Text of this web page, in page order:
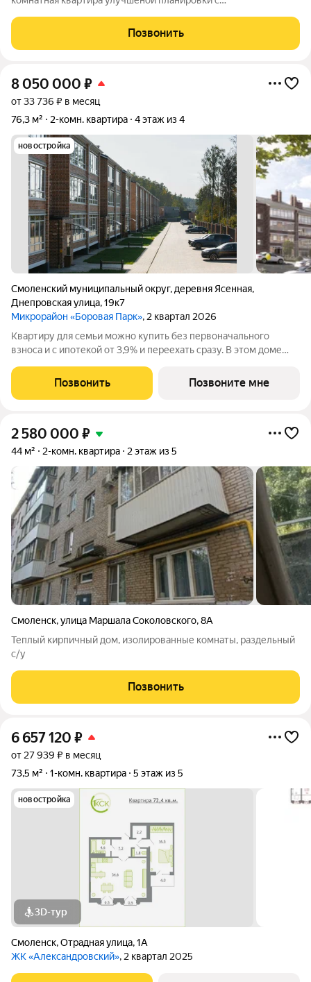
местонахождению, т.к., находится в непосредственной
близости от центра, на тихой зеленой улице
Позвонить
8 050 000 ₽
от 33 736 ₽ в месяц
76,3 м²
2-комн. квартира 4 этаж из 4
новостройка
Смоленский муниципальный округ, деревня Ясенная,
Днепровская улица,19к7
Микрорайон «Боровая Парк», 2 квартал 2026
Квартиру для семьи можно купить без первоначального
взноса и с ипотекой от 3,9% и переехать сразу. В этом доме
каждые две минуты и не переживают из-за машин и
посторонних. Жизнь, удобная
Позвонить Позвоните мне
2 580 000 ₽
44 м² 2-комн. квартира 2 этаж из 5
Смоленск,улица Маршала Соколовского,8А
Теплый кирпичный дом, изолированные комнаты, раздельный
с/у
Позвонить
6 657 120 ₽
от 27 939 ₽ в месяц
73,5 м²
1-комн. квартира 5 этаж из 5
новостройка
3D-тур
Смоленск,Отрадная улица,1А
ЖК «Александровский», 2 квартал 2025